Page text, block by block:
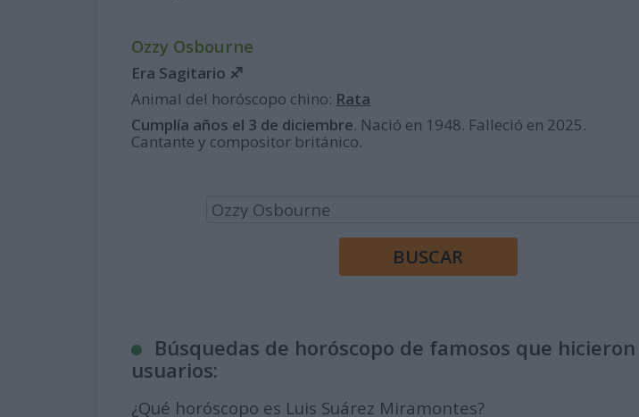
Ozzy Osbourne
Era Sagitario ♐
Animal del horóscopo chino: Rata
Cumplía años el 3 de diciembre. Nació en 1948. Falleció en 2025.
Cantante y compositor británico.
Búsquedas de horóscopo de famosos que
usuarios:
¿Qué horóscopo es Luis Suárez Miramontes?